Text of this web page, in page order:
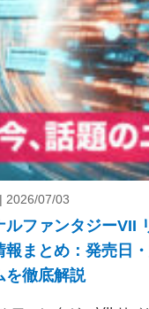
| 2026/07/03
ルファンタジーVII
報まとめ：発売日
を徹底解説